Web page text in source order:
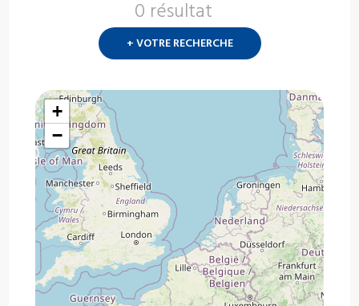
0 résultat
+ VOTRE RECHERCHE
+
−